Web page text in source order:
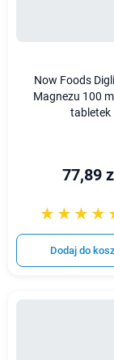
Now Foods
Magnezu 100
tabletek
77,89
Dodaj do